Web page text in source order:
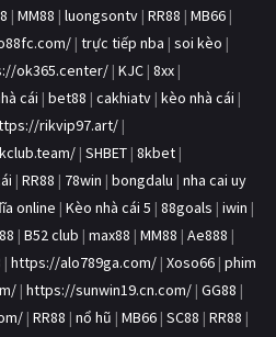
| MM88 | luongsontv | RR88 | MB66 |
| trực tiếp nba | soi kèo |
ok365.center/ | KJC | 8xx |
cái | bet88 | cakhiatv | kèo nhà cái |
rikvip97.art/ |
| SHBET | 8kbet |
| RR88 | 78win | bongdalu | nha cai uy
online | Kèo nhà cái 5 | 88goals | iwin |
| B52 club | max88 | MM88 | Ae888 |
| https://alo789ga.com/ | Xoso66 | phim
| https://sunwin19.cn.com/ | GG88 |
| RR88 | nổ hũ | MB66 | SC88 | RR88 |